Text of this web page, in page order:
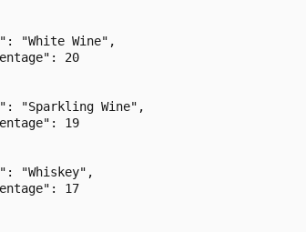
"White Wine",
20
"Sparkling Wine",
19
"Whiskey",
17